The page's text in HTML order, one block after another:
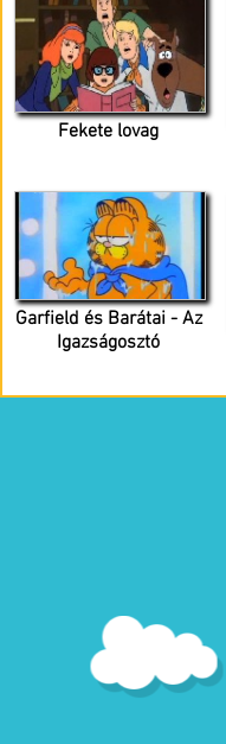
Fekete lovag
Garfield és Barátai - Az
Igazságosztó